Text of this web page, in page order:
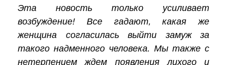
Эта новость только усиливает
возбуждение! Все гадают, какая же
женщина согласилась выйти замуж за
такого надменного человека. Мы также с
нетерпением ждем появления лихого и